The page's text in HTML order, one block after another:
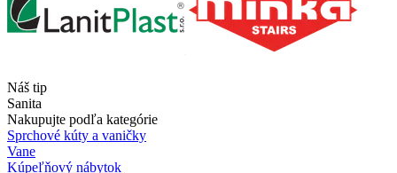
Náš tip
Sanita
Nakupujte podľa kategórie
Sprchové kúty a vaničky
Vane
Kúpeľňový nábytok